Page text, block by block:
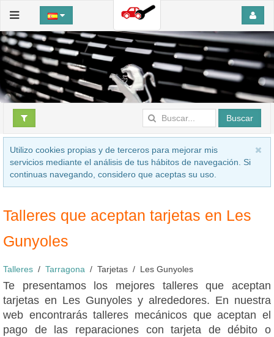
Buscar
Utilizo cookies propias y de terceros para mejorar mis
servicios mediante el análisis de tus hábitos de navegación. Si
continuas navegando, considero que aceptas su uso.
Talleres que aceptan tarjetas en Les
Gunyoles
Talleres Tarragona Tarjetas Les Gunyoles
Te presentamos los mejores talleres que aceptan
tarjetas en Les Gunyoles y alrededores. En nuestra
web encontrarás talleres mecánicos que aceptan el
pago de las reparaciones con tarjeta de débito o